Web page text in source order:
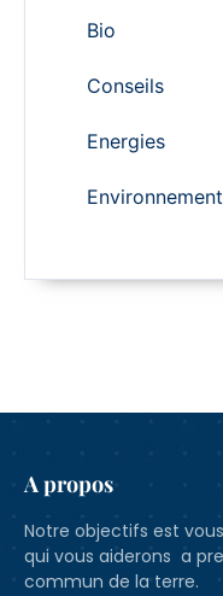
Bio
Conseils
Energies
Environnement
A propos
Notre objectifs est
qui vous aiderons a
commun de la terre.